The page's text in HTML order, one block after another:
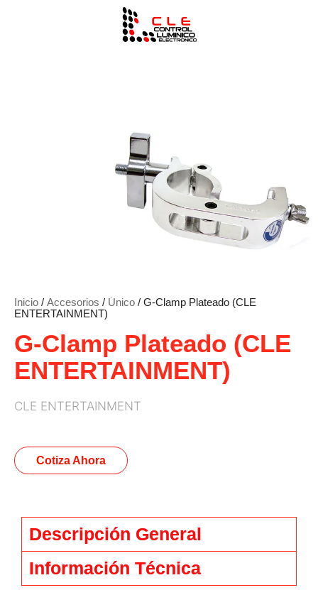
Inicio / Accesorios / Único / G-Clamp Plateado (CLE
ENTERTAINMENT)
G-Clamp Plateado (CLE
ENTERTAINMENT)
CLE ENTERTAINMENT
Cotiza Ahora
Descripción General
Información Técnica